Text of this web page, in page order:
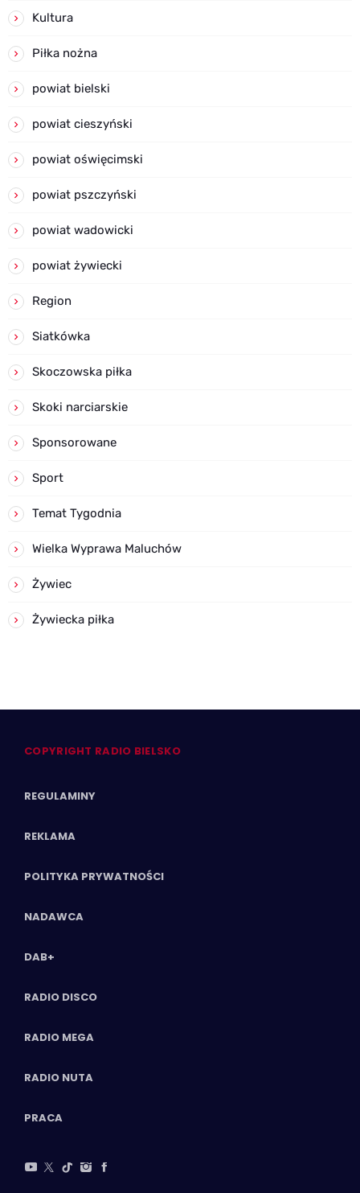
Kultura
Piłka nożna
powiat bielski
powiat cieszyński
powiat oświęcimski
powiat pszczyński
powiat wadowicki
powiat żywiecki
Region
Siatkówka
Skoczowska piłka
Skoki narciarskie
Sponsorowane
Sport
Temat Tygodnia
Wielka Wyprawa Maluchów
Żywiec
Żywiecka piłka
COPYRIGHT RADIO BIELSKO
REGULAMINY
REKLAMA
POLITYKA PRYWATNOŚCI
NADAWCA
DAB+
RADIO DISCO
RADIO MEGA
RADIO NUTA
PRACA